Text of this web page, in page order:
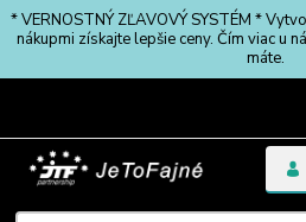
* VERNOSTNÝ ZĽAVOVÝ SYSTÉM *
nákupmi získajte lepšie ceny. Čím viac u
máte.